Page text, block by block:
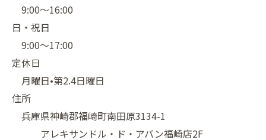
9:00〜16:00
日・祝日
9:00〜17:00
定休日
月曜日•第2.4日曜日
住所
兵庫県神崎郡福崎町南田原3134-1
アレキサンドル・ド・アバン福崎店2F